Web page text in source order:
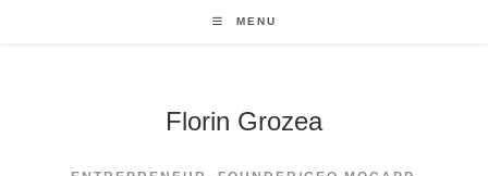
MENU
Florin Grozea